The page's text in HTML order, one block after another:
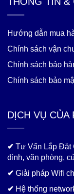
Hướng dẫn mua
Chính sách vận
Chính sách bảo
Chính sách bảo
DỊCH VỤ CỦA
✔ Tư Vấn Lắp Đặt
đình, văn phòng,
✔ Giải pháp Wifi
✔ Hệ thống